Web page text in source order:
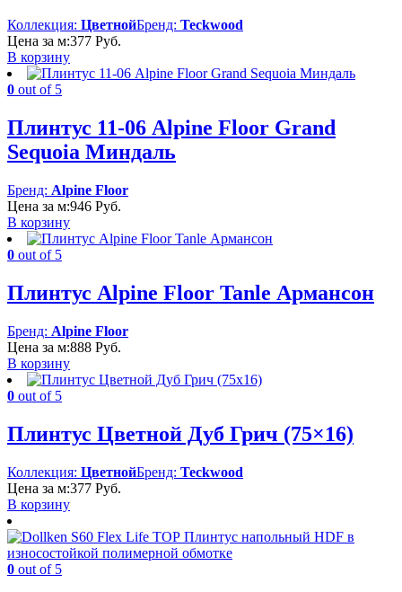
Коллекция: ЦветнойБренд: Teckwood
Цена за м:377 Руб.
В корзину
0 out of 5
Плинтус 11-06 Alpine Floor Grand
Sequoia Миндаль
Бренд: Alpine Floor
Цена за м:946 Руб.
В корзину
0 out of 5
Плинтус Alpine Floor Tanle Армансон
Бренд: Alpine Floor
Цена за м:888 Руб.
В корзину
0 out of 5
Плинтус Цветной Дуб Грич (75×16)
Коллекция: ЦветнойБренд: Teckwood
Цена за м:377 Руб.
В корзину
0 out of 5